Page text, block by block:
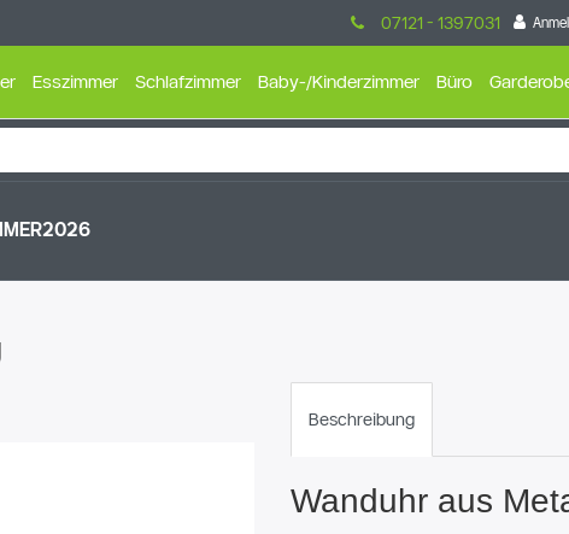
07121 - 1397031
Esszimmer Schlafzimmer Baby-/Kinderzimmer Büro
Beschreibung
Wanduhr aus